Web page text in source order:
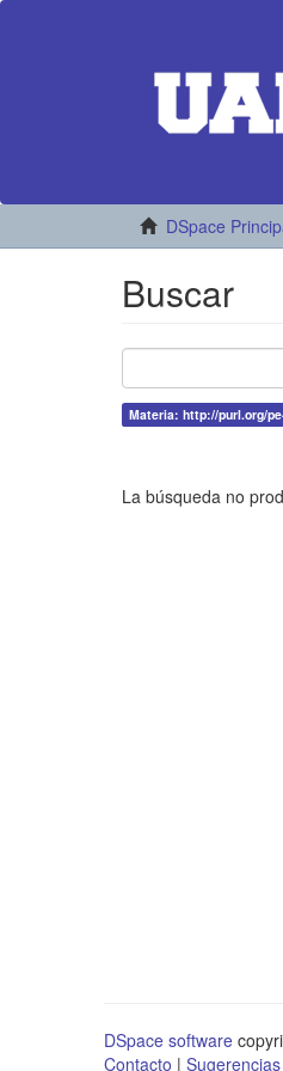
DSpace
Buscar
Materia: http://purl.org/
La búsqueda no
DSpace software
Contacto | Sugerencias